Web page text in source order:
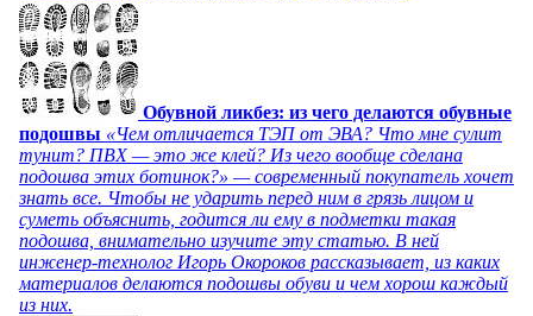
Обувной ликбез: из чего делаются обувные
подошвы «Чем отличается ТЭП от ЭВА? Что мне сулит
тунит? ПВХ — это же клей? Из чего вообще сделана
подошва этих ботинок?» — современный покупатель хочет
знать все. Чтобы не ударить перед ним в грязь лицом и
суметь объяснить, годится ли ему в подметки такая
подошва, внимательно изучите эту статью. В ней
инженер-технолог Игорь Окороков рассказывает, из каких
материалов делаются подошвы обуви и чем хорош каждый
из них.